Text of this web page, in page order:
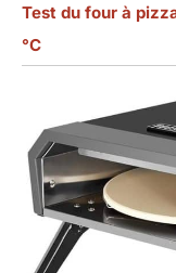
Test du four à
°C